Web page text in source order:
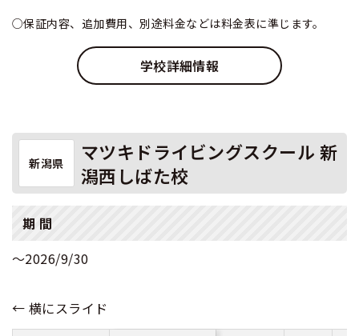
○保証内容、追加費用、別途料金などは料金表に準じます。
学校詳細情報
新潟県
マツキドライビングスクール 新
潟西しばた校
期 間
～2026/9/30